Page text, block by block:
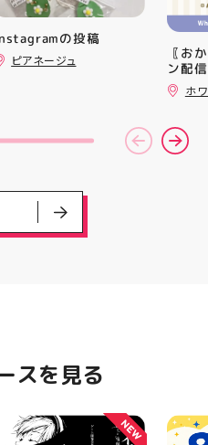
ニュース
にチェックしてくださ
ね お気に入りの1個、
つかりますように #プ
キラ #たまごっち #サ
HUBSTORE 数量限定 新
品入荷
の投稿
ピアネージュ
ート(
買い
ツポ
録)画
だく
加す
ズな
ぜひ
熱い
〖お
ン配
ッパ
￥
ーポ
ース
ホ
スを見る
NEW